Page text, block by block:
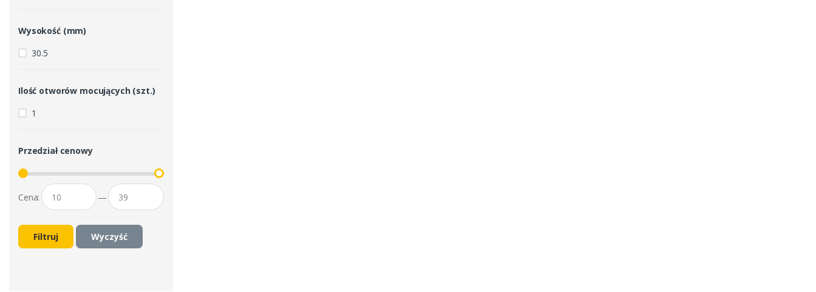
Wysokość (mm)
30.5
Ilość otworów mocujących (szt.)
1
Przedział cenowy
Cena: —
Filtruj Wyczyść